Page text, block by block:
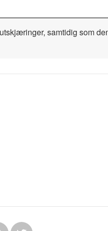
samtidig som